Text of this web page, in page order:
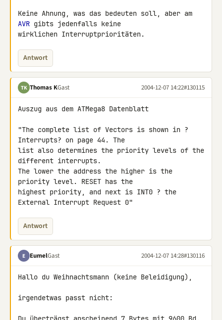
AVR gibts jedenfalls keine
wirklichen Interruptprioritäten.
Antwort
TK Thomas KGast 2004-12-07 14:22#130115
Auszug aus dem ATMega8 Datenblatt
"The complete list of Vectors is shown in ?
Interrupts? on page 44. The
list also determines the priority levels of the
different interrupts.
The lower the address the higher is the
priority level. RESET has the
highest priority, and next is INT0 ? the
External Interrupt Request 0"
Antwort
E EumelGast 2004-12-07 14:28#130116
Hallo du Weihnachtsmann (keine Beleidigung),
irgendetwas passt nicht: